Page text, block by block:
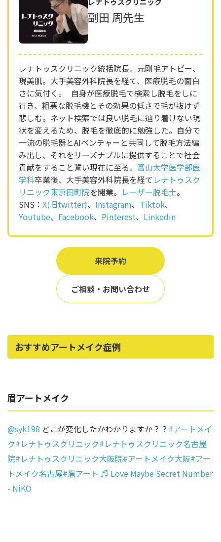
副田 周先生
レナトゥスクリニック統括院長。元剛毛アトピー、
現美肌。大手美容外科院長を経て、医療脱毛の面白
さに気付く。 自身が医療脱毛で検索し脱毛をしに
行き、粗悪な脱毛機とその効果の低さで毛が抜けず
悲しむ。ネット検索では良い脱毛に辿り着けない現
状を変えるため、脱毛を徹底的に勉強した。自分で
一流の脱毛器とAIベンチャーと共同して脱毛方法編
み出し、それをリーズナブルに提供することで社会
貢献をすること誓い現在に至る。 富山大学医学部医
学科卒業後、大手美容外科院長を経て レナトゥスク
リニック東京田町院を開業。 レーザー脱毛士。
SNS： X(旧twitter)、 Instagram、 Tiktok、
Youtube、 Facebook、 Pinterest、 Linkedin
来院予約
ご相談・お問い合わせ
おすすめアートメイク症例
眉アートメイク
@syk198 どこが変化したかわかりますか？？ #アートメイ
ク#レナトゥスクリニック#レナトゥスクリニック名古屋
院#レナトゥスクリニック大阪院#アートメイク大阪#アー
トメイク名古屋#眉アート ♬ Love Maybe Secret Number
- NiKO